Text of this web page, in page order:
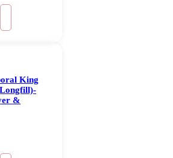
King
&